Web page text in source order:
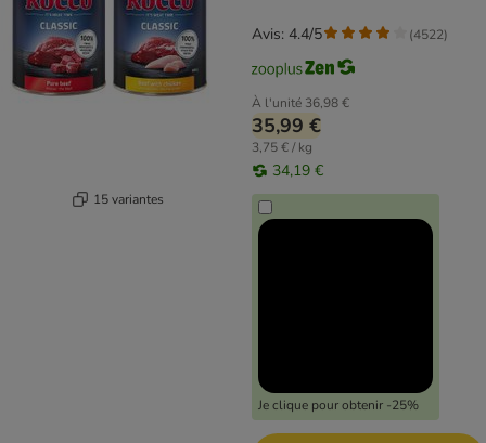
15 variantes
À l'unité 36,98 €
35,99 €
3,75 € / kg
34,19 €
Je clique pour obtenir -25%
Avis: 4.4/5 (4522)